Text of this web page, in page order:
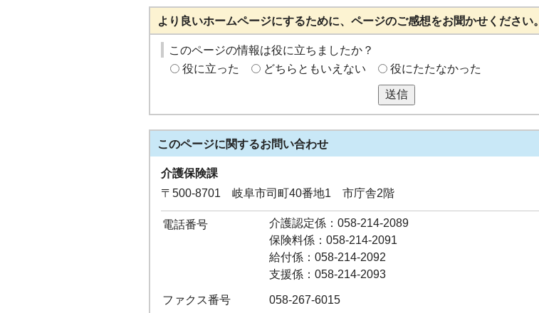
より良いホームページにするために、ページのご感想をお聞かせください。
このページの情報は役に立ちましたか？
役に立った
どちらともいえない 役にたたなかった
送信
このページに関するお問い合わせ
介護保険課
〒500-8701 岐阜市司町40番地1 市庁舎2階
電話番号
介護認定係：058-214-2089
保険料係：058-214-2091
給付係：058-214-2092
支援係：058-214-2093
ファクス番号 058-267-6015